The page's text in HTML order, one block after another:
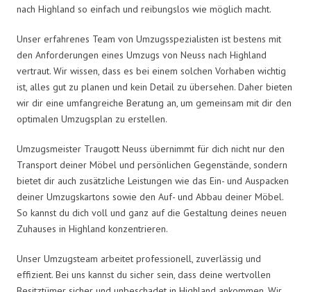
nach Highland so einfach und reibungslos wie möglich macht.
Unser erfahrenes Team von Umzugsspezialisten ist bestens mit
den Anforderungen eines Umzugs von Neuss nach Highland
vertraut. Wir wissen, dass es bei einem solchen Vorhaben wichtig
ist, alles gut zu planen und kein Detail zu übersehen. Daher bieten
wir dir eine umfangreiche Beratung an, um gemeinsam mit dir den
optimalen Umzugsplan zu erstellen.
Umzugsmeister Traugott Neuss übernimmt für dich nicht nur den
Transport deiner Möbel und persönlichen Gegenstände, sondern
bietet dir auch zusätzliche Leistungen wie das Ein- und Auspacken
deiner Umzugskartons sowie den Auf- und Abbau deiner Möbel.
So kannst du dich voll und ganz auf die Gestaltung deines neuen
Zuhauses in Highland konzentrieren.
Unser Umzugsteam arbeitet professionell, zuverlässig und
effizient. Bei uns kannst du sicher sein, dass deine wertvollen